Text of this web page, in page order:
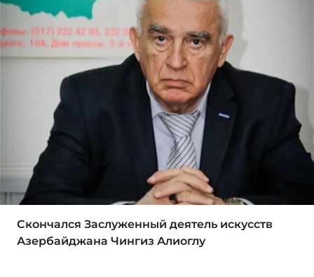
Скончался Заслуженный деятель искусств
Азербайджана Чингиз Алиоглу